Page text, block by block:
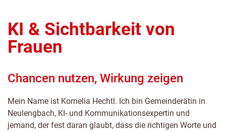
KI & Sichtbarkeit von
Frauen
Chancen nutzen, Wirkung zeigen
Mein Name ist Kornelia Hechtl. Ich bin Gemeinderätin in
Neulengbach, KI- und Kommunikationsexpertin und
jemand, der fest daran glaubt, dass die richtigen Worte und